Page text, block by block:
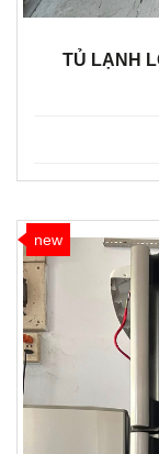
TỦ LẠNH
new